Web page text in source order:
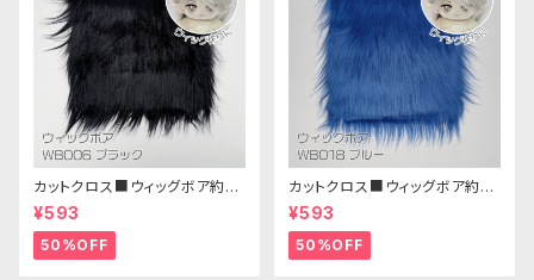
カットクロス■ウィッグボア約8c
m(ブラック)WB006ボア生地 2
5cm × 45cm
¥593
50%OFF
カットクロス■ウィッグボア約8c
m(ブルー)WB018 ボア生地 25
cm × 45cm
¥593
50%OFF